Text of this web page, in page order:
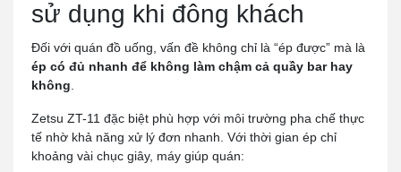
sử dụng khi đông khách
Đối với quán đồ uống, vấn đề không chỉ là “ép được” mà là
ép có đủ nhanh để không làm chậm cả quầy bar hay
không
Zetsu ZT-11 đặc biệt phù hợp với môi trường pha chế thực
tế nhờ khả năng xử lý đơn nhanh. Với thời gian ép chỉ
khoảng vài chục giây, máy giúp quán: